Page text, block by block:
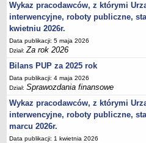
Zamówienia publiczne
Plan zamówień publicznych
Sprawozdania finansowe
Skład
Zadania
Posiedzenia Powiatowej Rady
Uchwały Powiatowej Rady Rynku
Wykaz pracodawców, z którymi
interwencyjne, roboty publiczne,
kwietniu 2026r.
Data publikacji: 5 maja 2026
Dział:Za rok 2026
Bilans PUP za 2025 rok
Data publikacji: 4 maja 2026
Dział:Sprawozdania finansowe
Wykaz pracodawców, z którymi
interwencyjne, roboty publiczne,
marcu 2026r.
Data publikacji: 1 kwietnia 2026